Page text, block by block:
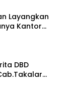
Layangkan
Kantor
DBD